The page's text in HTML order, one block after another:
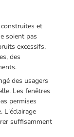
et
soient pas
excessifs,
des
des usagers
Les fenêtres
permises
L'éclairage
suffisamment